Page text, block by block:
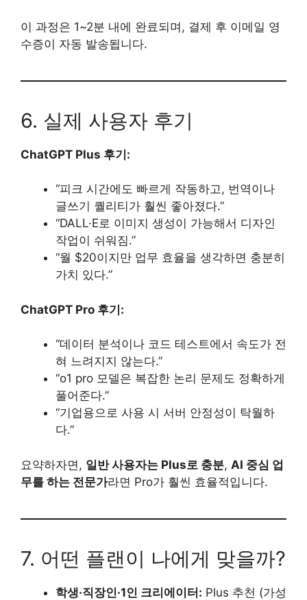
이 과정은 1~2분 내에 완료되며, 결제 후 이메일 영
수증이 자동 발송됩니다.
6. 실제 사용자 후기
ChatGPT Plus 후기:
“피크 시간에도 빠르게 작동하고, 번역이나
글쓰기 퀄리티가 훨씬 좋아졌다.”
“DALL·E로 이미지 생성이 가능해서 디자인
작업이 쉬워짐.”
“월 $20이지만 업무 효율을 생각하면 충분히
가치 있다.”
ChatGPT Pro 후기:
“데이터 분석이나 코드 테스트에서 속도가 전
혀 느려지지 않는다.”
“o1 pro 모델은 복잡한 논리 문제도 정확하게
풀어준다.”
“기업용으로 사용 시 서버 안정성이 탁월하
다.”
요약하자면, 일반 사용자는 Plus로 충분, AI 중심 업
무를 하는 전문가라면 Pro가 훨씬 효율적입니다.
7. 어떤 플랜이 나에게 맞을까?
학생·직장인·1인 크리에이터: Plus 추천 (가성